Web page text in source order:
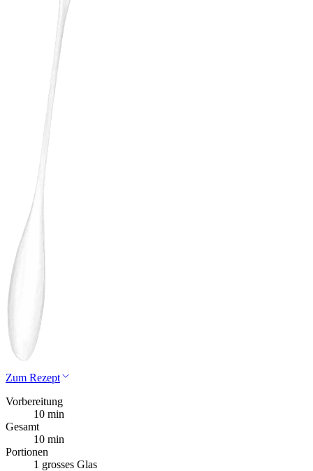
Zum Rezept
Vorbereitung
10 min
Gesamt
10 min
Portionen
1 grosses Glas